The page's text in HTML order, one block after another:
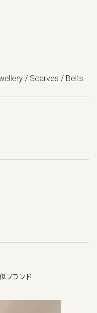
/ Scarves / Belts
ブランド